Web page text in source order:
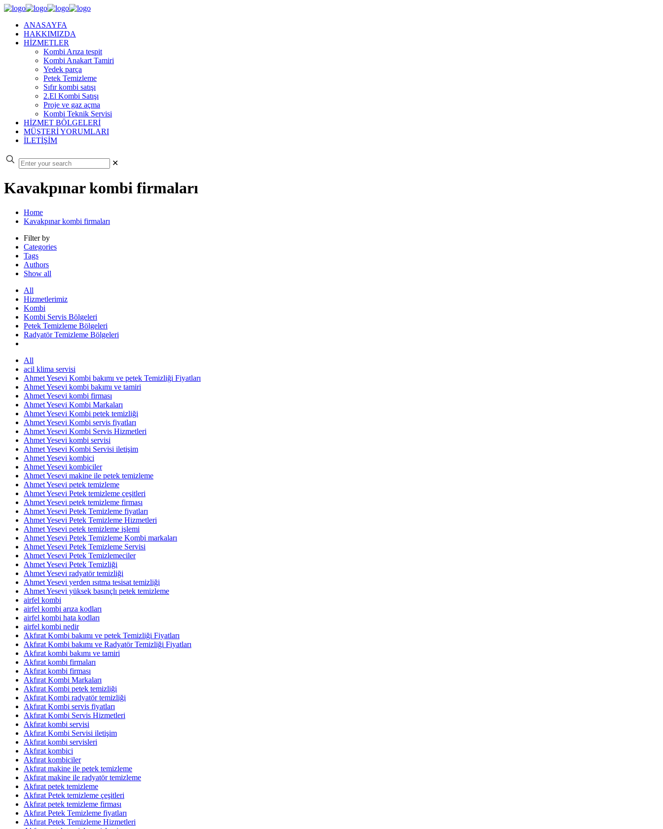
ANASAYFA
HAKKIMIZDA
HİZMETLER
Kombi Arıza tespit
Kombi Anakart Tamiri
Yedek parça
Petek Temizleme
Sıfır kombi satışı
2.El Kombi Satışı
Proje ve gaz açma
Kombi Teknik Servisi
HİZMET BÖLGELERİ
MÜŞTERİ YORUMLARI
İLETİŞİM
✕
Kavakpınar kombi firmaları
Home
Kavakpınar kombi firmaları
Filter by
Categories
Tags
Authors
Show all
All
Hizmetlerimiz
Kombi
Kombi Servis Bölgeleri
Petek Temizleme Bölgeleri
Radyatör Temizleme Bölgeleri
All
acil klima servisi
Ahmet Yesevi Kombi bakımı ve petek Temizliği Fiyatları
Ahmet Yesevi kombi bakımı ve tamiri
Ahmet Yesevi kombi firması
Ahmet Yesevi Kombi Markaları
Ahmet Yesevi Kombi petek temizliği
Ahmet Yesevi Kombi servis fiyatları
Ahmet Yesevi Kombi Servis Hizmetleri
Ahmet Yesevi kombi servisi
Ahmet Yesevi Kombi Servisi iletişim
Ahmet Yesevi kombici
Ahmet Yesevi kombiciler
Ahmet Yesevi makine ile petek temizleme
Ahmet Yesevi petek temizleme
Ahmet Yesevi Petek temizleme çeşitleri
Ahmet Yesevi petek temizleme firması
Ahmet Yesevi Petek Temizleme fiyatları
Ahmet Yesevi Petek Temizleme Hizmetleri
Ahmet Yesevi petek temizleme işlemi
Ahmet Yesevi Petek Temizleme Kombi markaları
Ahmet Yesevi Petek Temizleme Servisi
Ahmet Yesevi Petek Temizlemeciler
Ahmet Yesevi Petek Temizliği
Ahmet Yesevi radyatör temizliği
Ahmet Yesevi yerden ısıtma tesisat temizliği
Ahmet Yesevi yüksek basınçlı petek temizleme
airfel kombi
airfel kombi arıza kodları
airfel kombi hata kodları
airfel kombi nedir
Akfırat Kombi bakımı ve petek Temizliği Fiyatları
Akfırat Kombi bakımı ve Radyatör Temizliği Fiyatları
Akfırat kombi bakımı ve tamiri
Akfırat kombi firmaları
Akfırat kombi firması
Akfırat Kombi Markaları
Akfırat Kombi petek temizliği
Akfırat Kombi radyatör temizliği
Akfırat Kombi servis fiyatları
Akfırat Kombi Servis Hizmetleri
Akfırat kombi servisi
Akfırat Kombi Servisi iletişim
Akfırat kombi servisleri
Akfırat kombici
Akfırat kombiciler
Akfırat makine ile petek temizleme
Akfırat makine ile radyatör temizleme
Akfırat petek temizleme
Akfırat Petek temizleme çeşitleri
Akfırat petek temizleme firması
Akfırat Petek Temizleme fiyatları
Akfırat Petek Temizleme Hizmetleri